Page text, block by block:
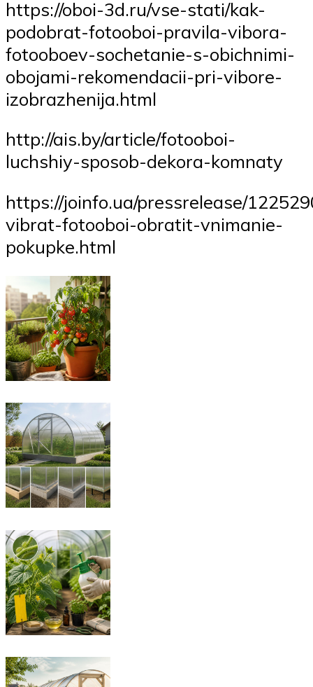
https://oboi-3d.ru/vse-stati/kak-
podobrat-fotooboi-pravila-vibora-
fotooboev-sochetanie-s-obichnimi-
obojami-rekomendacii-pri-vibore-
izobrazhenija.html
http://ais.by/article/fotooboi-
luchshiy-sposob-dekora-komnaty
https://joinfo.ua/pressrelease/
vibrat-fotooboi-obratit-vnimanie-
pokupke.html